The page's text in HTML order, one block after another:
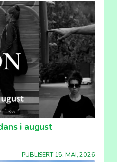
i august
PUBLISERT 15. MAI, 2026